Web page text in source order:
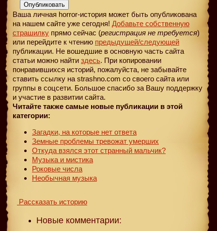
Опубликовать
Ваша личная horror-история может быть опубликована
на нашем сайте уже сегодня! Добавьте собственную
страшилку прямо сейчас (регистрация не требуется)
или перейдите к чтению предыдущей/следующей
публикации. Не вошедшие в основную часть сайта
статьи можно найти здесь. При копировании
понравившихся историй, пожалуйста, не забывайте
ставить ссылку на strashno.com со своего сайта или
группы в соцсети. Большое спасибо за Вашу поддержку
и участие в развитии сайта.
Читайте также самые новые публикации в этой
категории:
Загадки, на которые нет ответа
Земные проблемы тревожат умерших
Откуда взялся этот странный мальчик?
Музыка и мистика
Роковые числа
Необычная музыка
Рассказать историю
Новые комментарии: